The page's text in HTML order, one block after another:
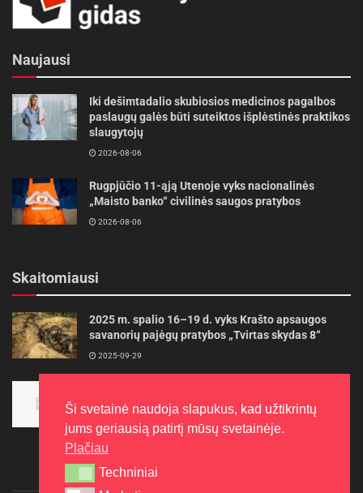
Naujausi
Iki dešimtadalio skubiosios medicinos pagalbos
paslaugų galės būti suteiktos išplėstinės praktikos
slaugytojų
2026-08-06
Rugpjūčio 11-ąją Utenoje vyks nacionalinės
„Maisto banko“ civilinės saugos pratybos
2026-08-06
Skaitomiausi
2025 m. spalio 16–19 d. vyks Krašto apsaugos
savanorių pajėgų pratybos „Tvirtas skydas 8“
2025-09-29
aukso
2015-10-30
Ši svetainė naudoja slapukus, kad užtikrintų
jums geriausią patirtį mūsų svetainėje.
Plačiau
Techniniai
Techniniai